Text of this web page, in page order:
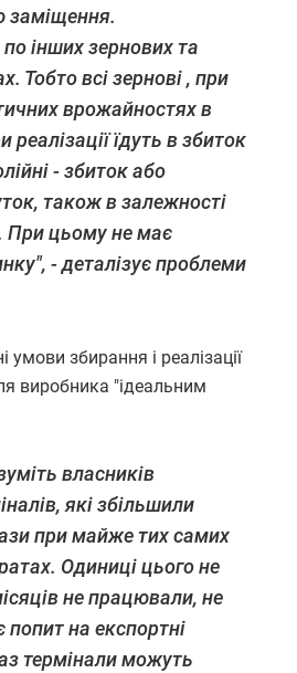
заміщення.
інших зернових та
Тобто всі зернові , при
врожайностях в
реалізації їдуть в збиток
- збиток або
також в залежності
При цьому не має
- деталізує проблеми
умови збирання і реалізації
виробника "ідеальним
власників
які збільшили
при майже тих самих
Одиниці цього не
не працювали, не
попит на експортні
термінали можуть